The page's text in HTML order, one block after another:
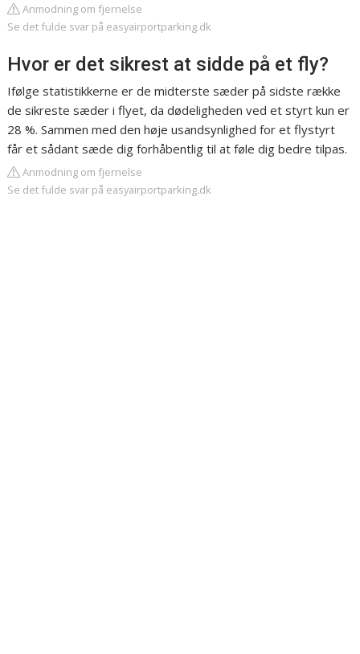
Anmodning om fjernelse
Se det fulde svar på easyairportparking.dk
Hvor er det sikrest at sidde på et fly?
Ifølge statistikkerne er de midterste sæder på sidste række
de sikreste sæder i flyet, da dødeligheden ved et styrt kun er
28 %. Sammen med den høje usandsynlighed for et flystyrt
får et sådant sæde dig forhåbentlig til at føle dig bedre tilpas.
Anmodning om fjernelse
Se det fulde svar på easyairportparking.dk